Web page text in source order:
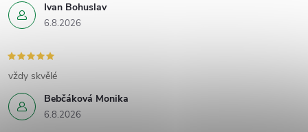
Ivan Bohuslav
6.8.2026
Bebčáková Monika
6.8.2026
vždy skvělé